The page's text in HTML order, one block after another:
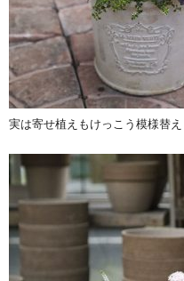
実は寄せ植えもけっこう模様替